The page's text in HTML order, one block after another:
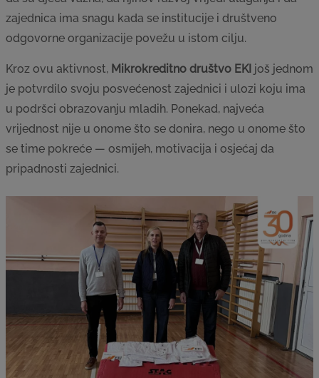
zajednica ima snagu kada se institucije i društveno
odgovorne organizacije povežu u istom cilju.
Kroz ovu aktivnost, Mikrokreditno društvo EKI još jednom
je potvrdilo svoju posvećenost zajednici i ulozi koju ima
u podršci obrazovanju mladih. Ponekad, najveća
vrijednost nije u onome što se donira, nego u onome što
se time pokreće — osmijeh, motivacija i osjećaj da
pripadnosti zajednici.